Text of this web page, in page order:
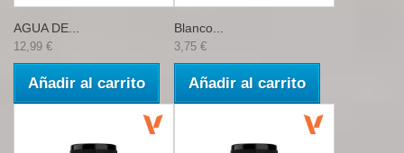
AGUA DE...
12,99 €
Añadir al carrito
Blanco...
3,75 €
Añadir al carrito